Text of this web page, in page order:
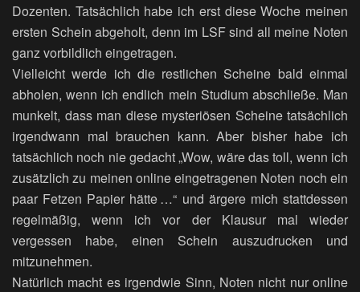
Dozenten. Tatsächlich habe ich erst diese Woche meinen
ersten Schein abgeholt, denn im LSF sind all meine Noten
ganz vorbildlich eingetragen.
Vielleicht werde ich die restlichen Scheine bald einmal
abholen, wenn ich endlich mein Studium abschließe. Man
munkelt, dass man diese mysteriösen Scheine tatsächlich
irgendwann mal brauchen kann. Aber bisher habe ich
tatsächlich noch nie gedacht „Wow, wäre das toll, wenn ich
zusätzlich zu meinen online eingetragenen Noten noch ein
paar Fetzen Papier hätte …“ und ärgere mich stattdessen
regelmäßig, wenn ich vor der Klausur mal wieder
vergessen habe, einen Schein auszudrucken und
mitzunehmen.
Natürlich macht es irgendwie Sinn, Noten nicht nur online